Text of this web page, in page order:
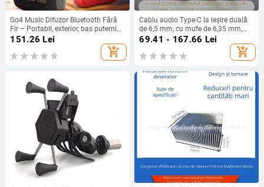
Go4 Music Difuzor Bluetooth Fără
Fir – Portabil, exterior, bas puternic;
Bluetooth 5.3, IPX9, baterie
100Hz-20kHz
151.26 Lei
add_shopping_cart
Cablu audio Type-C la ieșire duală
de 6,5 mm, cu mufe de 6,35 mm,
pentru orgă electronică și mixer de
69.41 - 167.66 Lei
add_shopping_cart